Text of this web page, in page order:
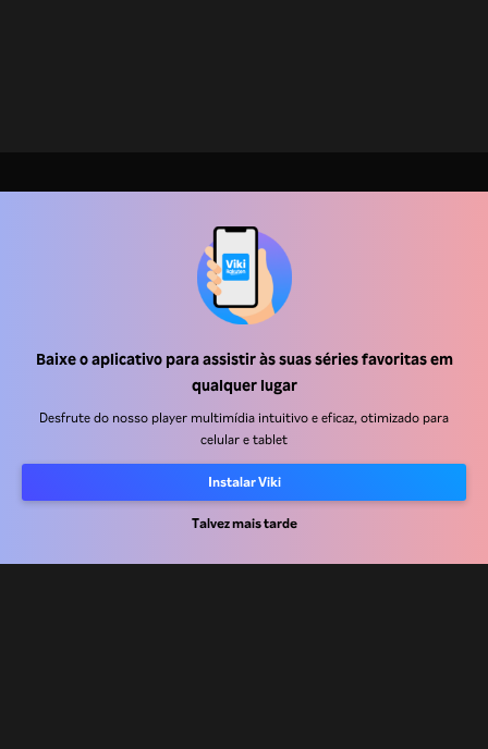
Baixe o aplicativo para assistir às suas séries favoritas em
qualquer lugar
Desfrute do nosso player multimídia intuitivo e eficaz, otimizado para
celular e tablet
Instalar Viki
Talvez mais tarde
Central de ajuda